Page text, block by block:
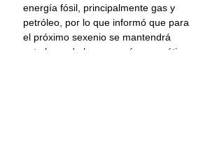
energía fósil, principalmente gas y
petróleo, por lo que informó que para
el próximo sexenio se mantendrá
esta base de la economía energética,